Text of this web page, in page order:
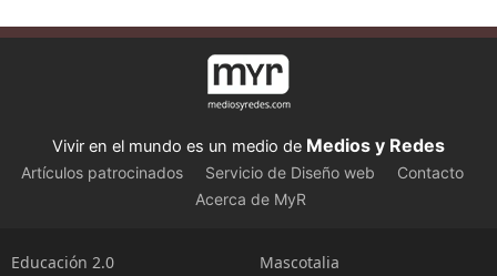
Vivir en el mundo es un medio de Medios y Redes
Artículos patrocinados Servicio de Diseño web
Contacto
Acerca de MyR
Educación 2.0
Mascotalia